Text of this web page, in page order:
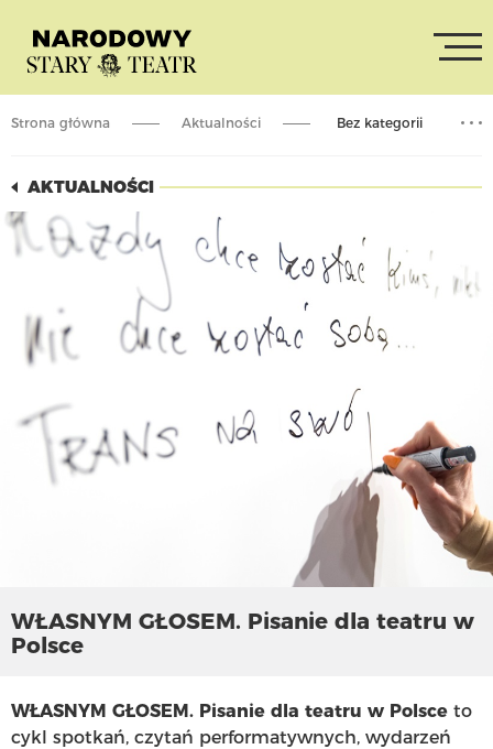
Strona główna Bez kategorii
Aktualności
AKTUALNOŚCI
WŁASNYM GŁOSEM. Pisanie dla teatru w
Polsce
WŁASNYM GŁOSEM. Pisanie dla teatru w Polsce to
cykl spotkań, czytań performatywnych, wydarzeń